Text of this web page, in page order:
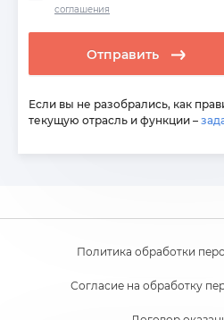
соглашения
Отправить
Если вы не разобрались, как
текущую отрасль и функции –
Политика обработки
Согласие на обработку